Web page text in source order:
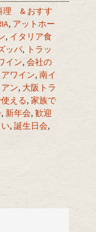
理 & おすす
, アットホー
, イタリア食
ッパ, トラッ
イン, 会社の
ワイン, 南イ
ン, 大阪トラ
える, 家族で
, 新年会, 歓迎
, 誕生日会,